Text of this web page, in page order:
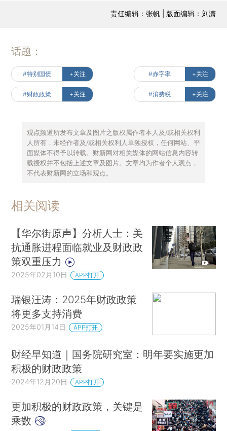
责任编辑：张帆 | 版面编辑：刘潇
话题：
#特别国债 +关注 #赤字率 +关注
#财政政策 +关注 #消费税 +关注
观点频道所发布文章及图片之版权属作者本人及/或相关权利
人所有，未经作者及/或相关权利人单独授权，任何网站、平
面媒体不得予以转载。财新网对相关媒体的网站信息内容转
载授权并不包括上述文章及图片。文章均为作者个人观点，
不代表财新网的立场和观点。
相关阅读
【华尔街原声】分析人士：美
抗通胀进程面临就业及财政政
策双重压力
2025年02月10日 APP打开
瑞银汪涛：2025年财政政策
将更多支持消费
2025年01月14日 APP打开
财经早知道｜国务院研究室：明年要实施更加
积极的财政政策
2024年12月20日 APP打开
更加积极的财政政策，关键是
乘数